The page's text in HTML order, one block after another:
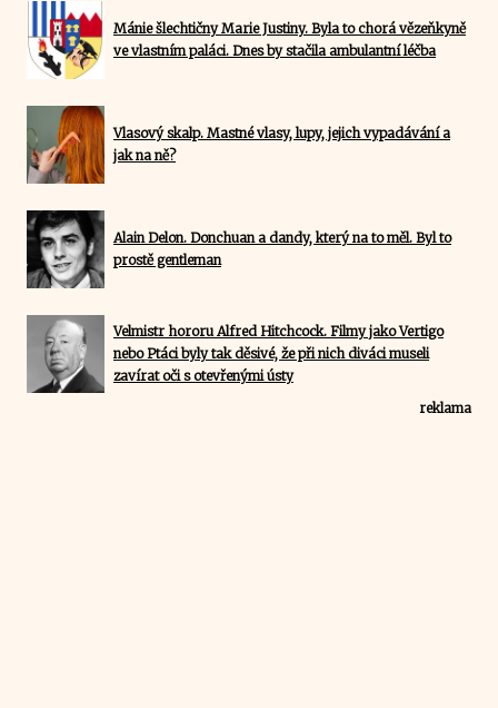
Mánie šlechtičny Marie Justiny. Byla to chorá vězeňkyně
ve vlastním paláci. Dnes by stačila ambulantní léčba
Vlasový skalp. Mastné vlasy, lupy, jejich vypadávání a
jak na ně?
Alain Delon. Donchuan a dandy, který na to měl. Byl to
prostě gentleman
Velmistr hororu Alfred Hitchcock. Filmy jako Vertigo
nebo Ptáci byly tak děsivé, že při nich diváci museli
zavírat oči s otevřenými ústy
reklama